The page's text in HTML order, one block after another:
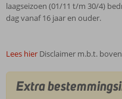
laagseizoen (01/11 t/m 30/4)
dag vanaf 16 jaar en ouder.
Lees hier Disclaimer m.b.t.
Extra